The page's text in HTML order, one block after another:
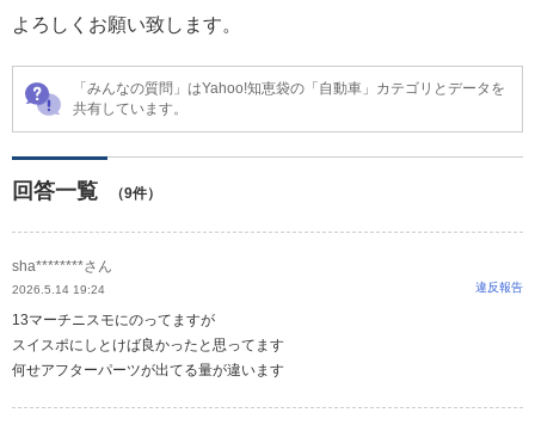
よろしくお願い致します。
「みんなの質問」はYahoo!知恵袋の「自動車」カテゴリとデータを
共有しています。
回答一覧 （9件）
sha********さん
2026.5.14 19:24 違反報告
13マーチニスモにのってますが
スイスポにしとけば良かったと思ってます
何せアフターパーツが出てる量が違います